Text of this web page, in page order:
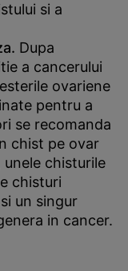
si a
Dupa
a cancerului
ovariene
pentru a
se recomanda
chist pe ovar
unele chisturile
chisturi
un singur
in cancer.